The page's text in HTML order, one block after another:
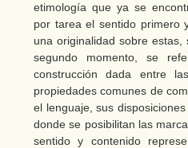
etimología que ya se
por tarea el sentido primero
una originalidad sobre
segundo momento, se
construcción dada entre
propiedades comunes de
el lenguaje, sus
donde se posibilitan las
sentido y contenido